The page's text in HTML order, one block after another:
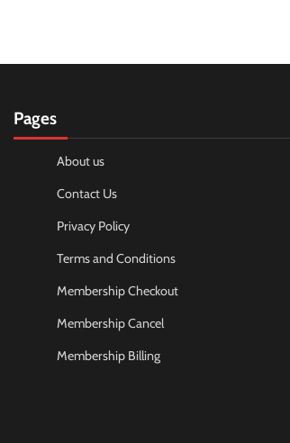
Pages
About us
Contact Us
Privacy Policy
Terms and Conditions
Membership Checkout
Membership Cancel
Membership Billing